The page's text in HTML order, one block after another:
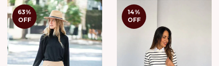
63%
OFF
14%
OFF